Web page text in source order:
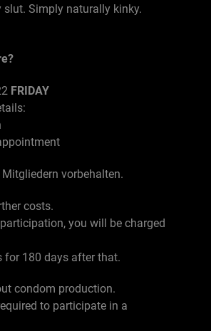
slut. Simply naturally kinky.
FRIDAY
vorbehalten.
costs.
you will be charged
for 180 days after that.
condom production.
to participate in a